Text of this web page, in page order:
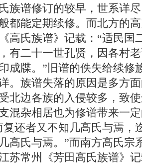
族谱修订的较早，世系详
都能定期续修。而北方的
高氏族谱》记载：“适民国
有二十一世孔贤，因各村
成牒。”旧谱的佚失给续修
。族谱失落的原因是多方
北边各族的入侵较多，致
混杂相居也为修谱带来一
复还者又不知几高氏与焉，
高氏与焉。”而南方高氏宗
苏常州《芳田高氏族谱》